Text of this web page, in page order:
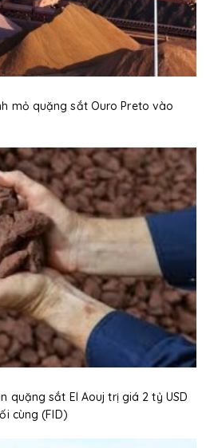
mỏ quặng sắt Ouro Preto vào
quặng sắt El Aouj trị giá 2 tỷ USD
cùng (FID)